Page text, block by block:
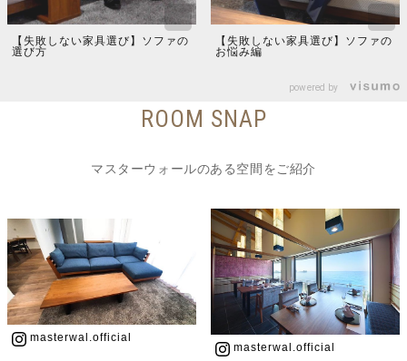
【失敗しない家具選び】ソファの
選び方
【失敗しない家具選び】ソファの
お悩み編
powered by
ROOM SNAP
マスターウォールのある空間をご紹介
masterwal.official
masterwal.official